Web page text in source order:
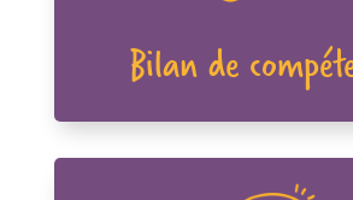
Bilan de